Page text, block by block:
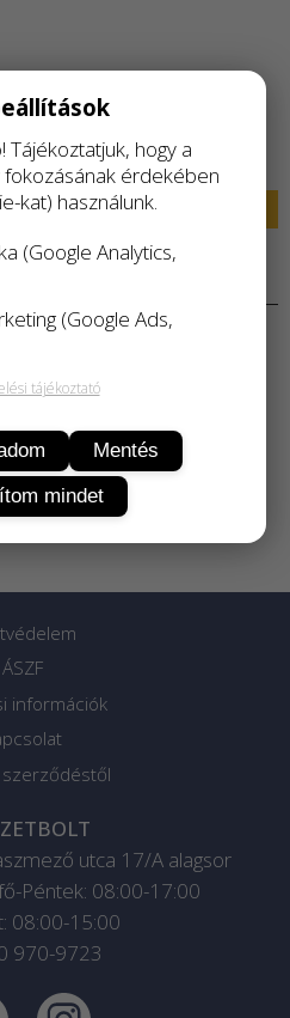
KOSÁRBA
ÁSZF
információk
szerződéstől
utca 17/A alagsor
Péntek: 08:00-17:00
08:00-15:00
970-9723
Tájékoztatjuk, hogy a
érdekében
kat) használunk.
(Google Analytics,
(Google Ads,
tájékoztató
Mentés
mindet